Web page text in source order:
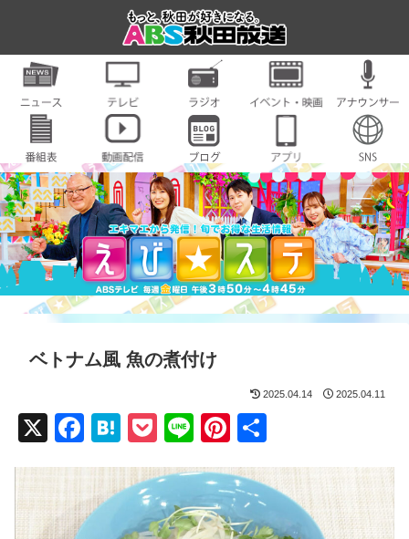
ベトナム風 魚の煮付け
2025.04.14 2025.04.11
X
F
c
e
H
e
P
ck
et
Li
e
Pi
er
e